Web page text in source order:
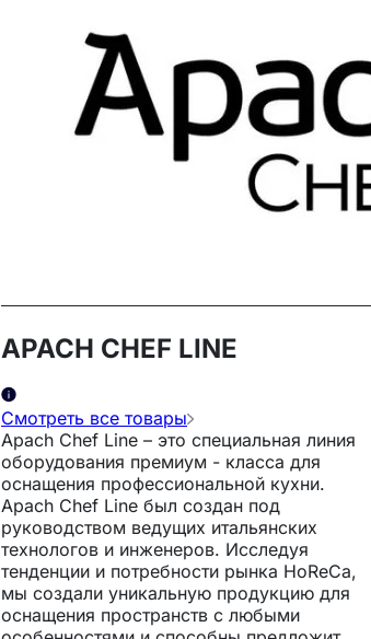
APACH CHEF LINE
Смотреть все товары
Apach Chef Line – это специальная линия
оборудования премиум - класса для
оснащения профессиональной кухни.
Apach Chef Line был создан под
руководством ведущих итальянских
технологов и инженеров. Исследуя
тенденции и потребности рынка HoReCa,
мы создали уникальную продукцию для
оснащения пространств с любыми